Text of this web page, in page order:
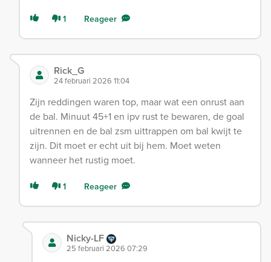
1 Reageer
Rick_G
24 februari 2026 11:04
Zijn reddingen waren top, maar wat een onrust aan
de bal. Minuut 45+1 en ipv rust te bewaren, de goal
uitrennen en de bal zsm uittrappen om bal kwijt te
zijn. Dit moet er echt uit bij hem. Moet weten
wanneer het rustig moet.
1 Reageer
Nicky-LF
25 februari 2026 07:29